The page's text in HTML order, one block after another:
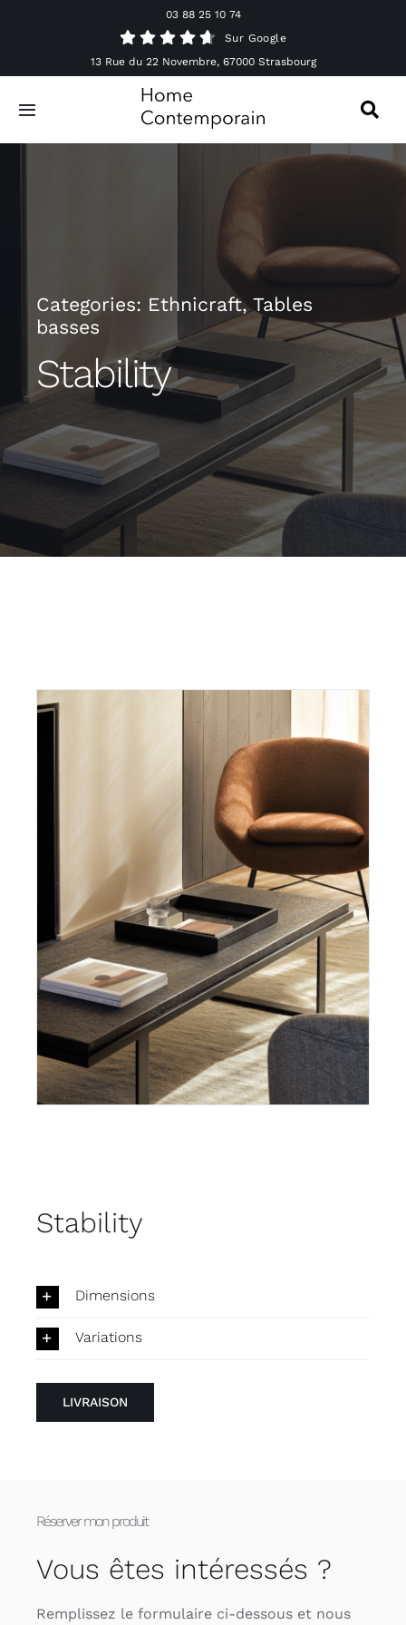
03 88 25 10 74
Sur Google
13 Rue du 22 Novembre, 67000 Strasbourg
Toggle
Navigation
Accessoires & Décorations
Offres spéciales
Outdoor
Categories: Ethnicraft,Tables
basses
Stability
Stability
Dimensions
Variations
LIVRAISON
Réserver mon produit
Vous êtes intéressés ?
Remplissez le formulaire ci-dessous et nous